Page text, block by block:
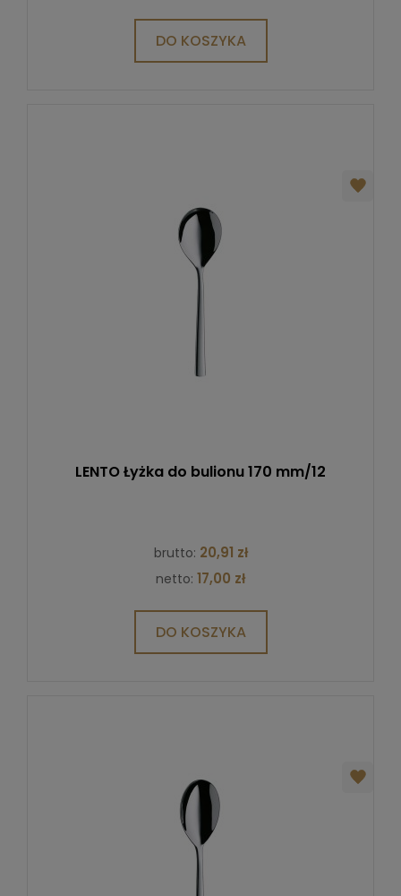
DO KOSZYKA
LENTO Łyżka do bulionu 170 mm/12
brutto: 20,91 zł
netto: 17,00 zł
DO KOSZYKA